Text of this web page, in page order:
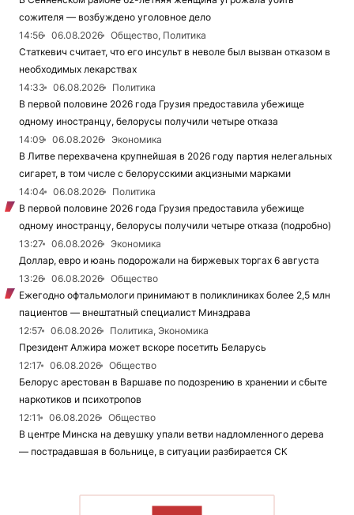
сожителя — возбуждено уголовное дело
14:56
06.08.2026
Общество, Политика
Статкевич считает, что его инсульт в неволе был вызван отказом в
необходимых лекарствах
14:33
06.08.2026
Политика
В первой половине 2026 года Грузия предоставила убежище
одному иностранцу, белорусы получили четыре отказа
14:09
06.08.2026
Экономика
В Литве перехвачена крупнейшая в 2026 году партия нелегальных
сигарет, в том числе с белорусскими акцизными марками
14:04
06.08.2026
Политика
В первой половине 2026 года Грузия предоставила убежище
одному иностранцу, белорусы получили четыре отказа (подробно)
13:27
06.08.2026
Экономика
Доллар, евро и юань подорожали на биржевых торгах 6 августа
13:26
06.08.2026
Общество
Ежегодно офтальмологи принимают в поликлиниках более 2,5 млн
пациентов — внештатный специалист Минздрава
12:57
06.08.2026
Политика, Экономика
Президент Алжира может вскоре посетить Беларусь
12:17
06.08.2026
Общество
Белорус арестован в Варшаве по подозрению в хранении и сбыте
наркотиков и психотропов
12:11
06.08.2026
Общество
В центре Минска на девушку упали ветви надломленного дерева
— пострадавшая в больнице, в ситуации разбирается СК